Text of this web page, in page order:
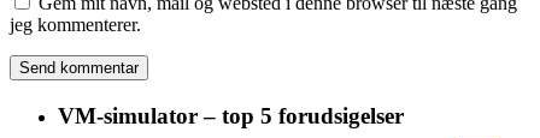
jeg kommenterer.
VM-simulator – top 5 forudsigelser